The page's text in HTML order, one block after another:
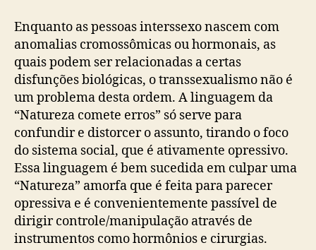
Enquanto as pessoas interssexo nascem com
anomalias cromossômicas ou hormonais, as
quais podem ser relacionadas a certas
disfunções biológicas, o transsexualismo não é
um problema desta ordem. A linguagem da
“Natureza comete erros” só serve para
confundir e distorcer o assunto, tirando o foco
do sistema social, que é ativamente opressivo.
Essa linguagem é bem sucedida em culpar uma
“Natureza” amorfa que é feita para parecer
opressiva e é convenientemente passível de
dirigir controle/manipulação através de
instrumentos como hormônios e cirurgias.